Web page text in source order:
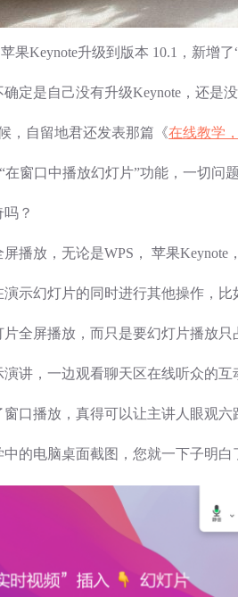
果Keynote升级到版本 10.1，新增
定是自己没有升级Keynote，还是
，自留地君还发表那篇《在线教学
在窗口中播放幻灯片”功能，一切问
？
播放，无论是WPS， 苹果Keynote
示幻灯片的同时进行其他操作，比
全屏播放，而只是要幻灯片播放只
讲，一边观看聊天区在线听众的互
口播放，真得可以让主讲人眼观
的电脑桌面截图，您就一下子明白